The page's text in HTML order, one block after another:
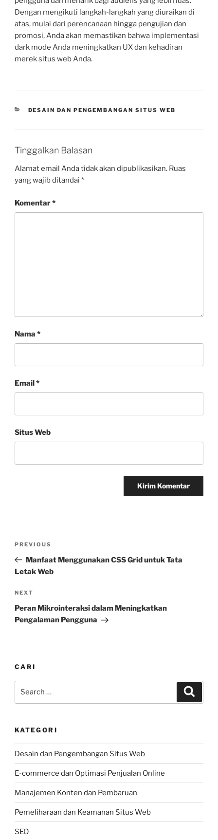
Dengan mengikuti langkah-langkah yang diuraikan di
atas, mulai dari perencanaan hingga pengujian dan
promosi, Anda akan memastikan bahwa implementasi
dark mode Anda meningkatkan UX dan kehadiran
merek situs web Anda.
CATEGORIES
DESAIN DAN PENGEMBANGAN SITUS WEB
Tinggalkan Balasan
Alamat email Anda tidak akan dipublikasikan. Ruas
yang wajib ditandai *
Komentar*
Nama *
Email*
Situs Web
Previous
Post
PREVIOUS
Manfaat Menggunakan CSS Grid untuk Tata
Letak Web
Next
Post
NEXT
Peran Mikrointeraksi dalam Meningkatkan
Pengalaman Pengguna
CARI
KATEGORI
Desain dan Pengembangan Situs Web
E-commerce dan Optimasi Penjualan Online
Manajemen Konten dan Pembaruan
Pemeliharaan dan Keamanan Situs Web
SEO